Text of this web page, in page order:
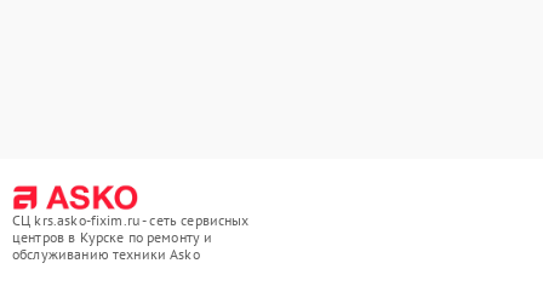
СЦ krs.asko-fixim.ru - сеть сервисных
центров в Курске по ремонту и
обслуживанию техники Asko